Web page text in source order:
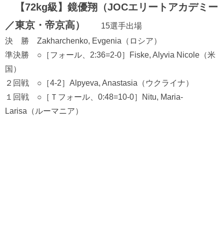
【72kg級】鏡優翔（JOCエリートアカデミー
／東京・帝京高）
15選手出場
決 勝 Zakharchenko, Evgenia（ロシア）
準決勝 ○［フォール、2:36=2-0］Fiske, Alyvia Nicole（米
国）
２回戦 ○［4-2］Alpyeva, Anastasia（ウクライナ）
１回戦 ○［Ｔフォール、0:48=10-0］Nitu, Maria-
Larisa（ルーマニア）